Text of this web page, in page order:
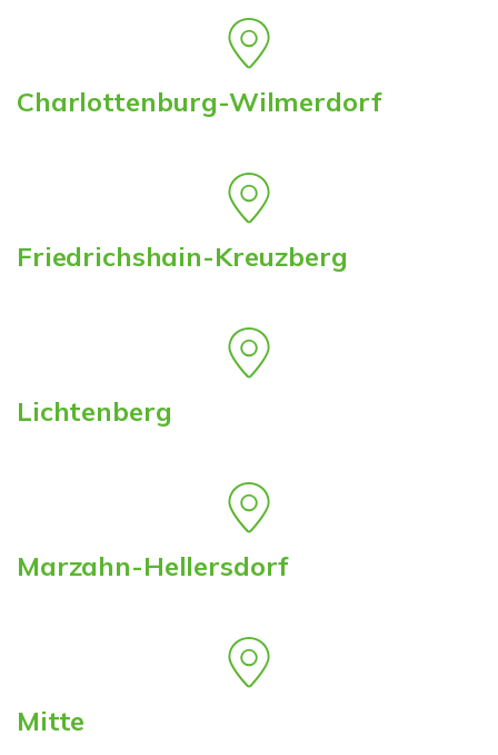
Charlottenburg-Wilmerdorf
Friedrichshain-Kreuzberg
Lichtenberg
Marzahn-Hellersdorf
Mitte